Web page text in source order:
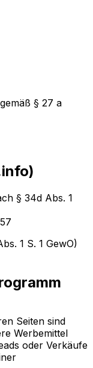
§ 27 a
§ 34d Abs. 1
1 S. 1 GewO)
Seiten sind
Werbemittel
oder Verkäufe